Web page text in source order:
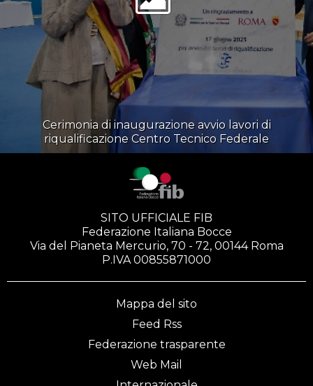
Cerimonia di inaugurazione avvio lavori di
riqualificazione Centro Tecnico Federale
SITO UFFICIALE FIB
Federazione Italiana Bocce
Via del Pianeta Mercurio, 70 - 72, 00144 Roma
P.IVA 00855871000
Mappa del sito
Feed Rss
Federazione trasparente
Web Mail